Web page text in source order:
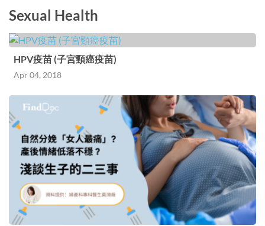
Sexual Health
HPV疫苗 (子宮頸癌疫苗)
Apr 04, 2018